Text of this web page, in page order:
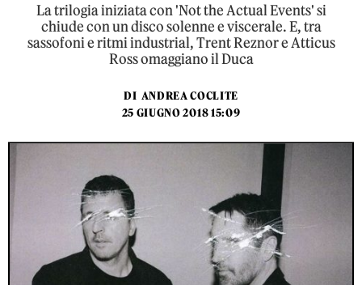
La trilogia iniziata con 'Not the Actual Events' si
chiude con un disco solenne e viscerale. E, tra
sassofoni e ritmi industrial, Trent Reznor e Atticus
Ross omaggiano il Duca
DI ANDREA COCLITE
25 GIUGNO 2018 15:09